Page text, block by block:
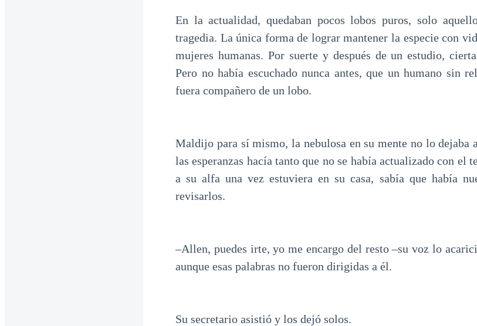
En la actualidad, quedaban pocos lobos puros, solo
tragedia. La única forma de lograr mantener la especie con
mujeres humanas. Por suerte y después de un estudio,
Pero no había escuchado nunca antes, que un humano sin
fuera compañero de un lobo.
Maldijo para sí mismo, la nebulosa en su mente no lo dejaba
las esperanzas hacía tanto que no se había actualizado con el
a su alfa una vez estuviera en su casa, sabía que había
revisarlos.
–Allen, puedes irte, yo me encargo del resto –su voz lo
aunque esas palabras no fueron dirigidas a él.
Su secretario asistió y los dejó solos.